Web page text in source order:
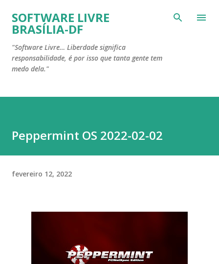
Pular para o conteúdo principal
SOFTWARE LIVRE
BRASÍLIA-DF
"Software Livre… Liberdade significa
responsabilidade, é por isso que tanta gente tem
medo dela."
Peppermint OS 2022-02-02
fevereiro 12, 2022